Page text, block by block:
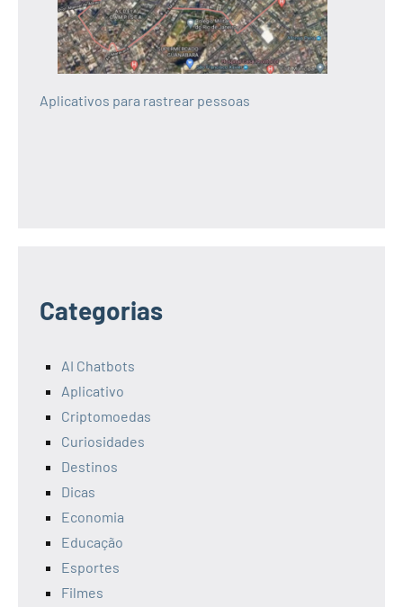
Aplicativos para rastrear pessoas
Categorias
AI Chatbots
Aplicativo
Criptomoedas
Curiosidades
Destinos
Dicas
Economia
Educação
Esportes
Filmes